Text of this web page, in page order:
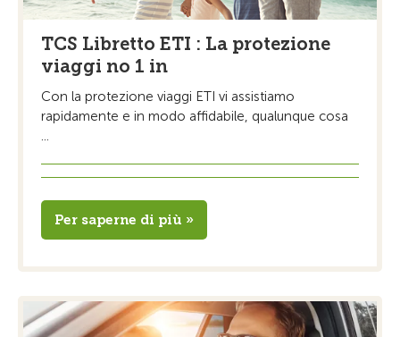
TCS Libretto ETI : La protezione
viaggi no 1 in
Con la protezione viaggi ETI vi assistiamo
rapidamente e in modo affidabile, qualunque cosa
...
Per saperne di più »